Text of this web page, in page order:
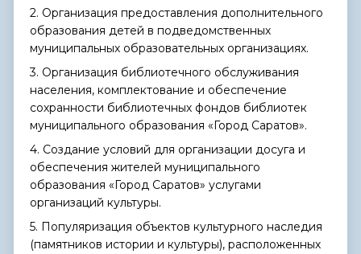
2. Организация предоставления дополнительного
образования детей в подведомственных
муниципальных образовательных организациях.
3. Организация библиотечного обслуживания
населения, комплектование и обеспечение
сохранности библиотечных фондов библиотек
муниципального образования «Город Саратов».
4. Создание условий для организации досуга и
обеспечения жителей муниципального
образования «Город Саратов» услугами
организаций культуры.
5. Популяризация объектов культурного наследия
(памятников истории и культуры), расположенных